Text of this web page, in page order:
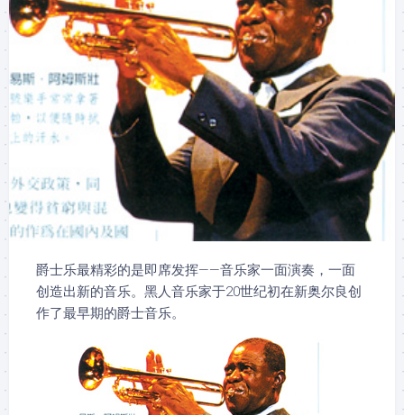
爵士乐最精彩的是即席发挥——音乐家一面演奏，一面
创造出新的音乐。黑人音乐家于20世纪初在新奥尔良创
作了最早期的爵士音乐。